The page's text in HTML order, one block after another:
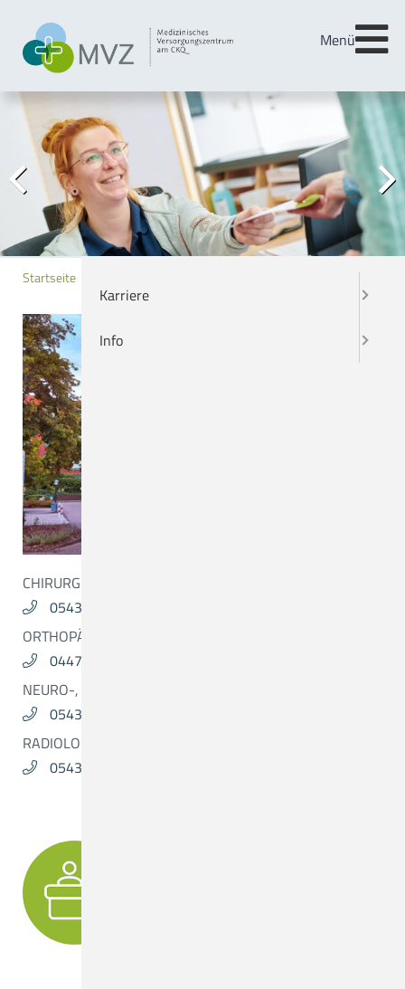
Menü
Previous Next
Startseite
CHIRURGIE
05431. 90 3000
ORTHOPÄDIE-PRAXIS KLAUS GESANG
04473.83111
NEURO-, WIRBELSÄULEN- UND NERVENCHIRURGIE
05431.15 34 31
RADIOLOGIE
05431.15-1792
Radiologie
Neuro-, Wirbelsäulen- und Nervenchirurgie
Chirurgie
Ärzteteam
Karriere
Info